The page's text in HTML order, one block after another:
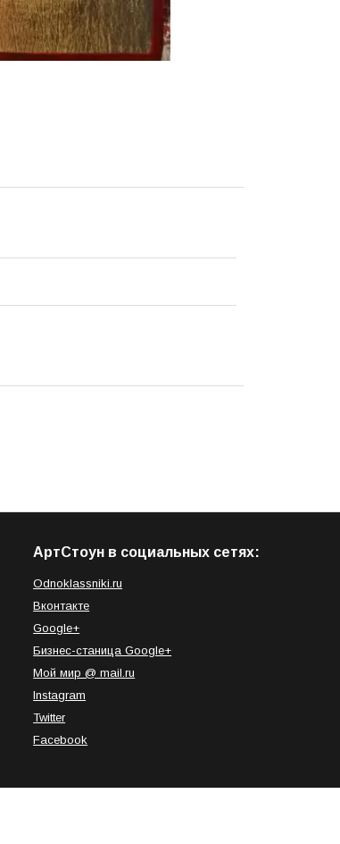
АртСтоун в социальных сетях:
Odnoklassniki.ru
Вконтакте
Google+
Бизнес-станица Google+
Мой мир @ mail.ru
Instagram
Twitter
Facebook